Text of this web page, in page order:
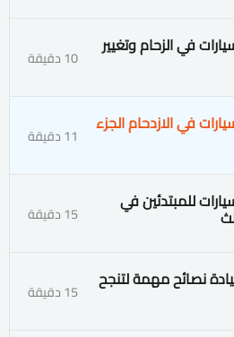
في الزحام وتغيير 10 دقيقة
في الازدحام الجزء 11 دقيقة
للمبتدئين في 15 دقيقة
نصائح مهمة لتنجح 15 دقيقة